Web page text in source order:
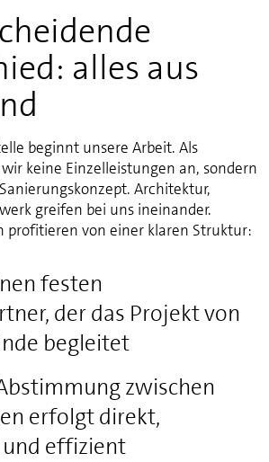
alles aus
beginnt unsere Arbeit. Als
keine Einzelleistungen an, sondern
Architektur,
greifen bei uns ineinander.
profitieren von einer klaren Struktur:
festen
der das Projekt von
begleitet
zwischen
erfolgt direkt,
effizient